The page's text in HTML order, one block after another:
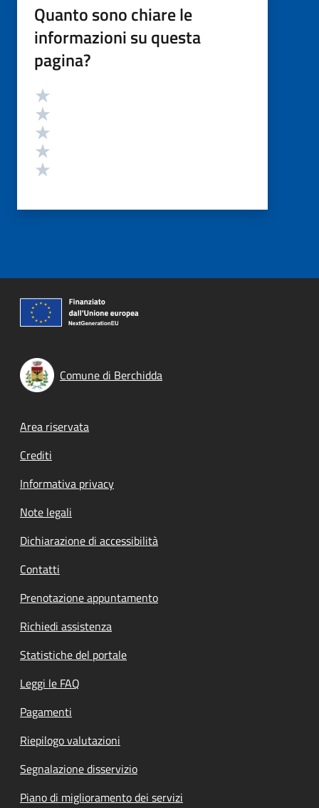
Quanto sono chiare le
informazioni su questa
pagina?
Valutazione
Comune di Berchidda
Footer menu
Area riservata
Crediti
Informativa privacy
Note legali
Dichiarazione di accessibilità
Contatti
Prenotazione appuntamento
Richiedi assistenza
Statistiche del portale
Leggi le FAQ
Pagamenti
Riepilogo valutazioni
Segnalazione disservizio
Piano di miglioramento dei servizi